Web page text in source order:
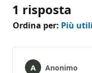
1 risposta
Ordina per: Più utili
Anonimo